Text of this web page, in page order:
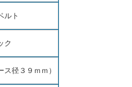
ルト
ク
ス径３９ｍｍ）